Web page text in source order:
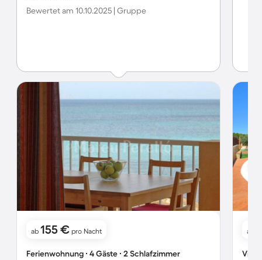
Bewertet am 10.10.2025 | Gruppe
ab 155 € pro Nacht
Ferienwohnung ∙ 4 Gäste ∙ 2 Schlafzimmer
ab
Villa